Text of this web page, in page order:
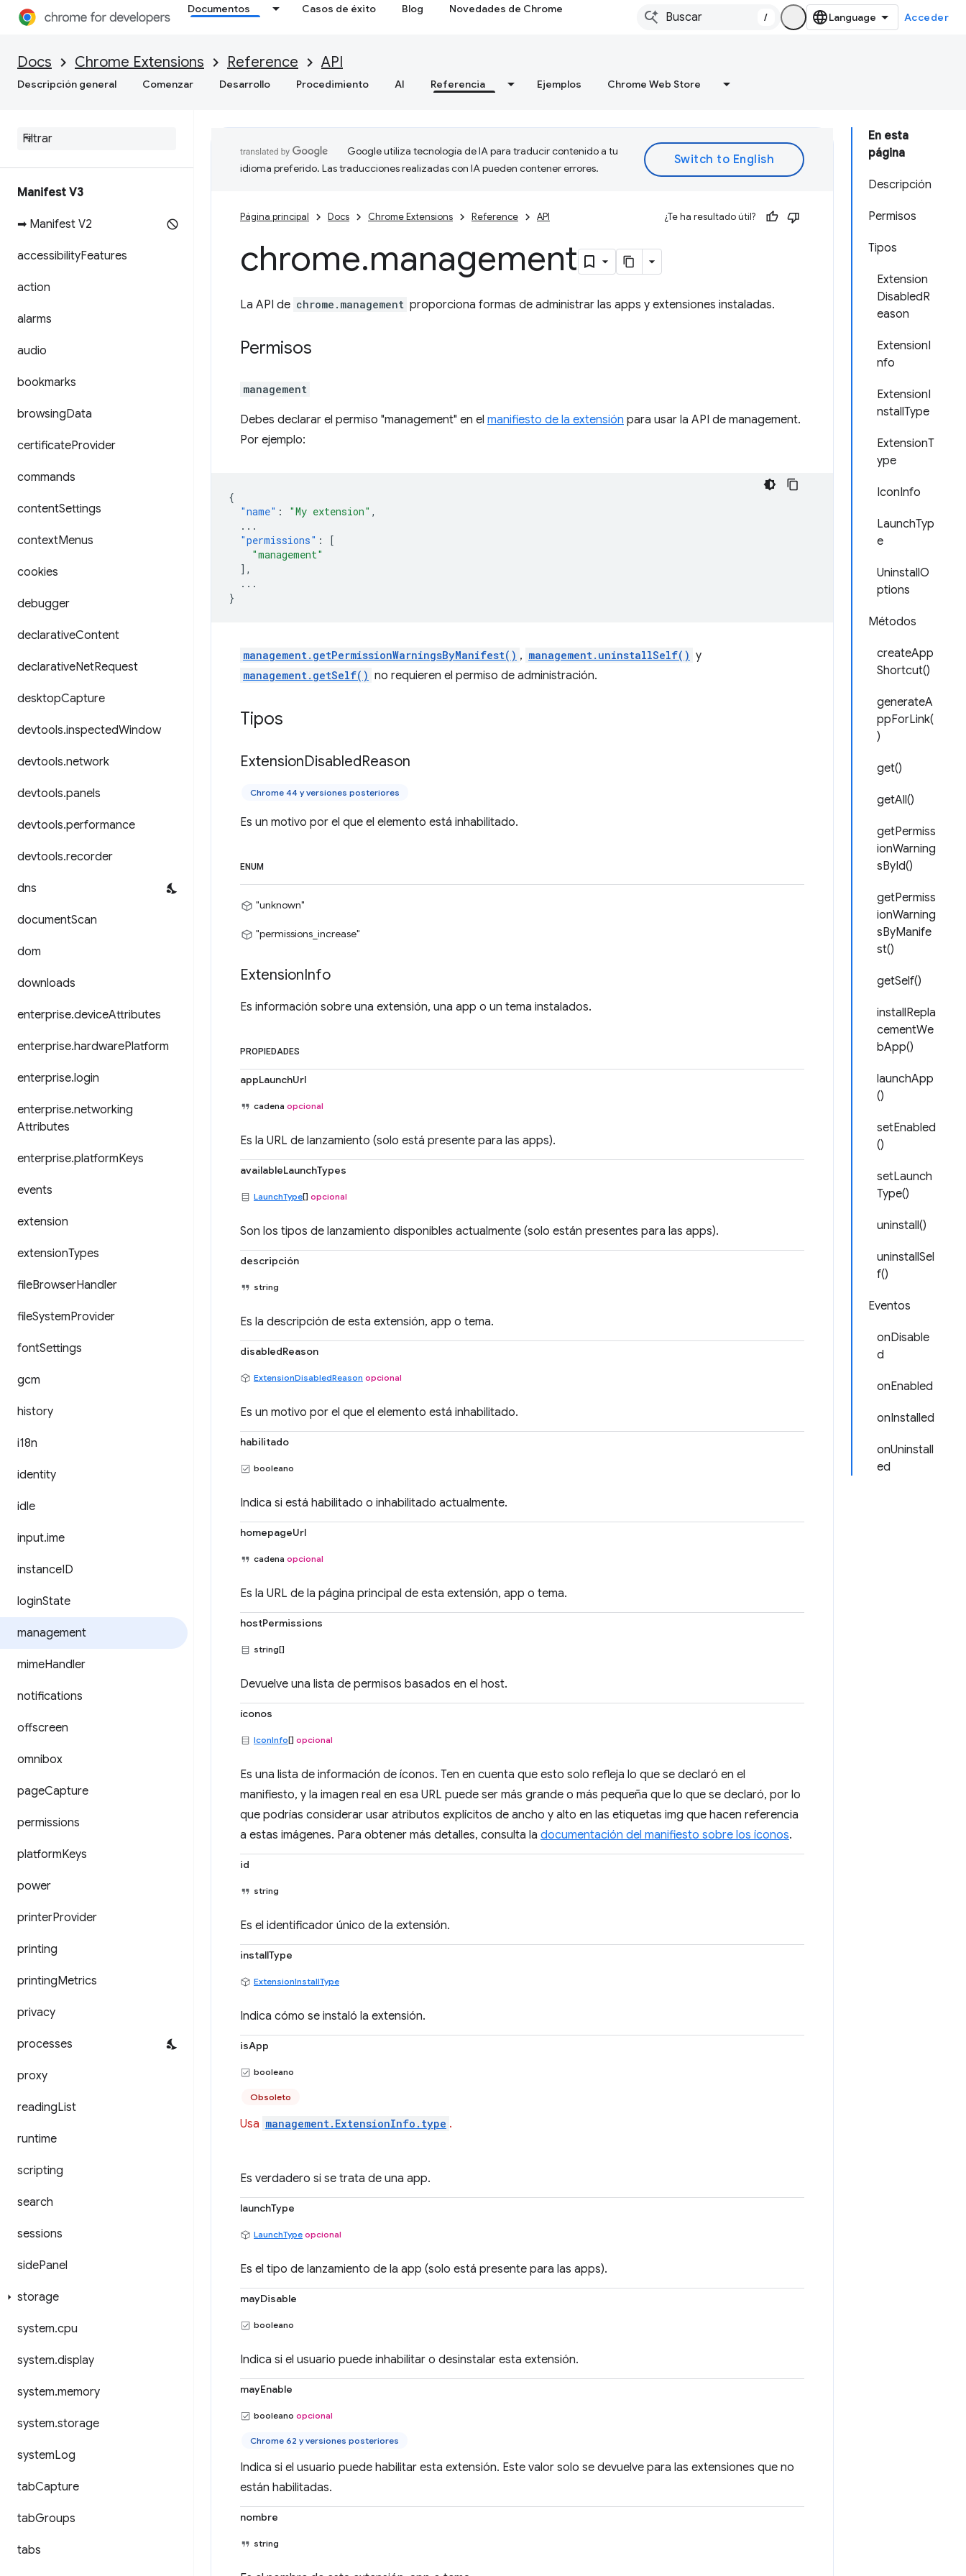
Documentos Casos de éxito Blog Novedades de Chrome
/ Acceder
Docs Chrome Extensions Reference API
Descripción general Comenzar Desarrollo Procedimiento AI Referencia Ejemplos Chrome Web Store
Manifest V3
➡ Manifest V2
accessibilityFeatures
action
alarms
audio
bookmarks
browsingData
certificateProvider
commands
contentSettings
contextMenus
cookies
debugger
declarativeContent
declarativeNetRequest
desktopCapture
devtools.inspectedWindow
devtools.network
devtools.panels
devtools.performance
devtools.recorder
dns
documentScan
dom
downloads
enterprise.deviceAttributes
enterprise.hardwarePlatform
enterprise.login
enterprise.networking
Attributes
enterprise.platformKeys
events
extension
extensionTypes
fileBrowserHandler
fileSystemProvider
fontSettings
gcm
history
i18n
identity
idle
input.ime
instanceID
loginState
management
mimeHandler
notifications
offscreen
omnibox
pageCapture
permissions
platformKeys
power
printerProvider
printing
printingMetrics
privacy
processes
proxy
readingList
runtime
scripting
search
sessions
sidePanel
storage
system.cpu
system.display
system.memory
system.storage
systemLog
tabCapture
tabGroups
tabs
En esta
página
Descripción
Permisos
Tipos
Extension
DisabledR
eason
ExtensionI
nfo
ExtensionI
nstallType
ExtensionT
ype
IconInfo
LaunchTyp
e
UninstallO
ptions
Métodos
createApp
Shortcut()
generateA
ppForLink(
)
get()
getAll()
getPermiss
ionWarning
sById()
getPermiss
ionWarning
sByManife
st()
getSelf()
installRepla
cementWe
bApp()
launchApp
()
setEnabled
()
setLaunch
Type()
uninstall()
uninstallSel
f()
Eventos
onDisable
d
onEnabled
onInstalled
onUninstall
ed
Google utiliza tecnología de IA para traducir contenido a tu
idioma preferido. Las traducciones realizadas con IA pueden contener errores.
Página principal Docs Chrome Extensions Reference API ¿Te ha resultado útil?
chrome.management
La API de chrome.management proporciona formas de administrar las apps y extensiones instaladas.
Permisos
management
Debes declarar el permiso "management" en el manifiesto de la extensión para usar la API de management.
Por ejemplo:
{
"name" : "My extension" ,
...
"permissions" :
[
"management"
],
...
}
management.getPermissionWarningsByManifest() , management.uninstallSelf() y
management.getSelf() no requieren el permiso de administración.
Tipos
ExtensionDisabledReason
Chrome 44 y versiones posteriores
Es un motivo por el que el elemento está inhabilitado.
ENUM
"unknown"
"permissions_increase"
ExtensionInfo
Es información sobre una extensión, una app o un tema instalados.
PROPIEDADES
appLaunchUrl
cadena opcional
Es la URL de lanzamiento (solo está presente para las apps).
availableLaunchTypes
LaunchType[] opcional
Son los tipos de lanzamiento disponibles actualmente (solo están presentes para las apps).
descripción
string
Es la descripción de esta extensión, app o tema.
disabledReason
ExtensionDisabledReason opcional
Es un motivo por el que el elemento está inhabilitado.
habilitado
booleano
Indica si está habilitado o inhabilitado actualmente.
homepageUrl
cadena opcional
Es la URL de la página principal de esta extensión, app o tema.
hostPermissions
string[]
Devuelve una lista de permisos basados en el host.
íconos
IconInfo[] opcional
Es una lista de información de íconos. Ten en cuenta que esto solo refleja lo que se declaró en el
manifiesto, y la imagen real en esa URL puede ser más grande o más pequeña que lo que se declaró, por lo
que podrías considerar usar atributos explícitos de ancho y alto en las etiquetas img que hacen referencia
a estas imágenes. Para obtener más detalles, consulta la documentación del manifiesto sobre los íconos.
id
string
Es el identificador único de la extensión.
installType
ExtensionInstallType
Indica cómo se instaló la extensión.
isApp
booleano
Obsoleto
Usa management.ExtensionInfo.type .
Es verdadero si se trata de una app.
launchType
LaunchType opcional
Es el tipo de lanzamiento de la app (solo está presente para las apps).
mayDisable
booleano
Indica si el usuario puede inhabilitar o desinstalar esta extensión.
mayEnable
booleano opcional
Chrome 62 y versiones posteriores
Indica si el usuario puede habilitar esta extensión. Este valor solo se devuelve para las extensiones que no
están habilitadas.
nombre
string